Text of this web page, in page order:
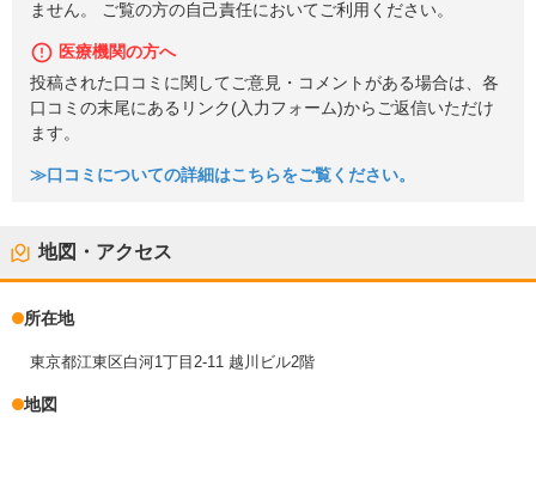
ません。 ご覧の方の自己責任においてご利用ください。
医療機関の方へ
投稿された口コミに関してご意見・コメントがある場合は、各
口コミの末尾にあるリンク(入力フォーム)からご返信いただけ
ます。
≫口コミについての詳細はこちらをご覧ください。
地図・アクセス
所在地
東京都江東区白河1丁目2-11 越川ビル2階
地図